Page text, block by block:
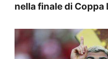
nella finale di